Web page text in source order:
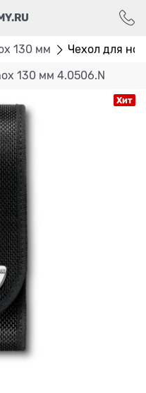
130 мм Чехол для
130 мм 4.0506.N
Хит